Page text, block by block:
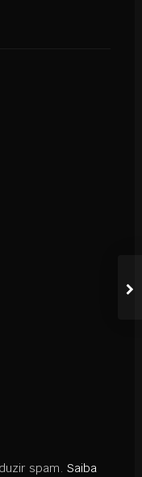
spam. Saiba